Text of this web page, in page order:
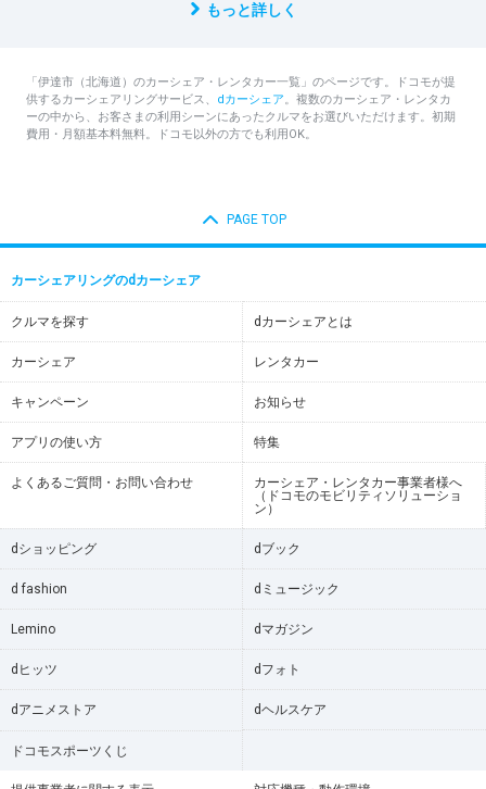
もっと詳しく
「伊達市（北海道）のカーシェア・レンタカー一覧」のページです。ドコモが提
供するカーシェアリングサービス、 dカーシェア。複数のカーシェア・レンタカ
ーの中から、お客さまの利用シーンにあったクルマをお選びいただけます。初期
費用・月額基本料無料。ドコモ以外の方でも利用OK。
PAGE TOP
カーシェアリングのdカーシェア
クルマを探す dカーシェアとは
カーシェア レンタカー
キャンペーン お知らせ
アプリの使い方 特集
よくあるご質問・お問い合わせ
カーシェア・レンタカー事業者様へ
（ドコモのモビリティソリューショ
ン）
dショッピング dブック
d fashion dミュージック
Lemino dマガジン
dヒッツ dフォト
dアニメストア dヘルスケア
ドコモスポーツくじ